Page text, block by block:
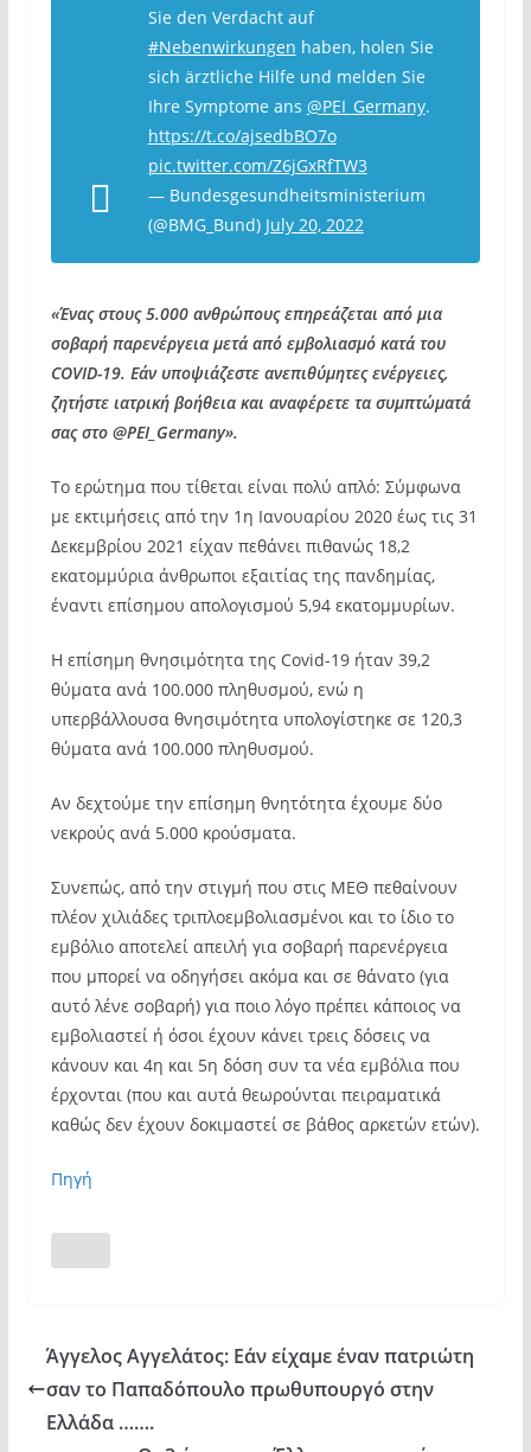
Sie den Verdacht auf
#Nebenwirkungen haben, holen Sie
sich ärztliche Hilfe und melden Sie
Ihre Symptome ans @PEI_Germany.
https://t.co/ajsedbBO7o
pic.twitter.com/Z6jGxRfTW3
— Bundesgesundheitsministerium
(@BMG_Bund) July 20, 2022
«Ένας στους 5.000 ανθρώπους επηρεάζεται από μια
σοβαρή παρενέργεια μετά από εμβολιασμό κατά του
COVID-19. Εάν υποψιάζεστε ανεπιθύμητες ενέργειες,
ζητήστε ιατρική βοήθεια και αναφέρετε τα συμπτώματά
σας στο @PEI_ Germany».
Το ερώτημα που τίθεται είναι πολύ απλό: Σύμφωνα
με εκτιμήσεις από την 1η Ιανουαρίου 2020 έως τις 31
Δεκεμβρίου 2021 είχαν πεθάνει πιθανώς 18,2
εκατομμύρια άνθρωποι εξαιτίας της πανδημίας,
έναντι επίσημου απολογισμού 5,94 εκατομμυρίων.
Η επίσημη θνησιμότητα της Covid-19 ήταν 39,2
θύματα ανά 100.000 πληθυσμού, ενώ η
υπερβάλλουσα θνησιμότητα υπολογίστηκε σε 120,3
θύματα ανά 100.000 πληθυσμού.
Αν δεχτούμε την επίσημη θνητότητα έχουμε δύο
νεκρούς ανά 5.000 κρούσματα.
Συνεπώς, από την στιγμή που στις ΜΕΘ πεθαίνουν
πλέον χιλιάδες τριπλοεμβολιασμένοι και το ίδιο το
εμβόλιο αποτελεί απειλή για σοβαρή παρενέργεια
που μπορεί να οδηγήσει ακόμα και σε θάνατο (για
αυτό λένε σοβαρή) για ποιο λόγο πρέπει κάποιος να
εμβολιαστεί ή όσοι έχουν κάνει τρεις δόσεις να
κάνουν και 4η και 5η δόση συν τα νέα εμβόλια που
έρχονται (που και αυτά θεωρούνται πειραματικά
καθώς δεν έχουν δοκιμαστεί σε βάθος αρκετών ετών).
Πηγή
Άγγελος Αγγελάτος: Εάν είχαμε έναν πατριώτη
σαν το Παπαδόπουλο πρωθυπουργό στην
Ελλάδα …….